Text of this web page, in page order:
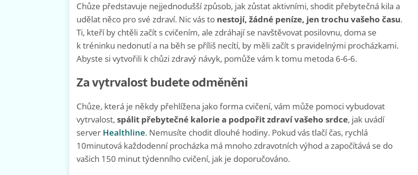
Chůze představuje nejjednodušší způsob, jak zůstat aktivními, shodit přebytečná kila a
udělat něco pro své zdraví. Nic vás to nestojí, žádné peníze, jen trochu vašeho času.
Ti, kteří by chtěli začít s cvičením, ale zdráhají se navštěvovat posilovnu, doma se
k tréninku nedonutí a na běh se příliš necítí, by měli začít s pravidelnými procházkami.
Abyste si vytvořili k chůzi zdravý návyk, pomůže vám k tomu metoda 6-6-6.
Za vytrvalost budete odměněni
Chůze, která je někdy přehlížena jako forma cvičení, vám může pomoci vybudovat
vytrvalost, spálit přebytečné kalorie a podpořit zdraví vašeho srdce, jak uvádí
server Healthline. Nemusíte chodit dlouhé hodiny. Pokud vás tlačí čas, rychlá
10minutová každodenní procházka má mnoho zdravotních výhod a započítává se do
vašich 150 minut týdenního cvičení, jak je doporučováno.